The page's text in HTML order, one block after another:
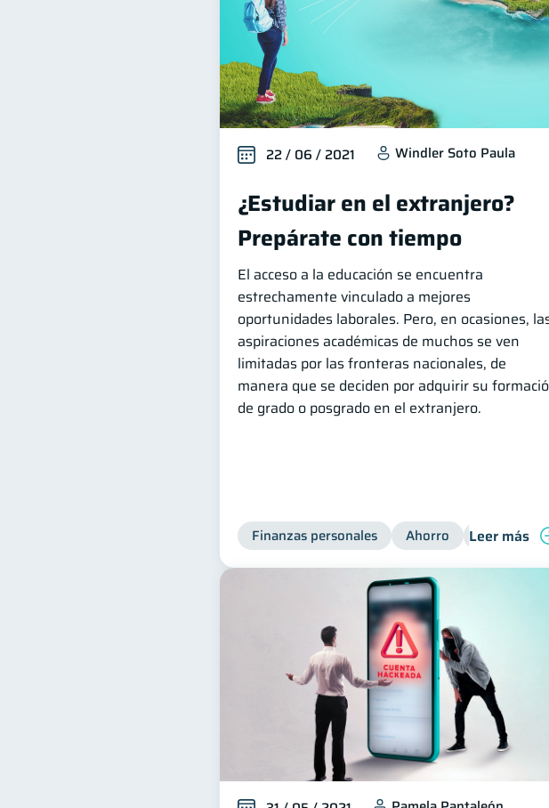
22 / 06 / 2021 Windler Soto Paula
¿Estudiar en el extranjero?
Prepárate con tiempo
El acceso a la educación se encuentra
estrechamente vinculado a mejores
oportunidades laborales. Pero, en ocasiones,
aspiraciones académicas de muchos se ven
limitadas por las fronteras nacionales, de
manera que se deciden por adquirir su
de grado o posgrado en el extranjero.
Finanzas personales Ahorro Finanzas
Leer más